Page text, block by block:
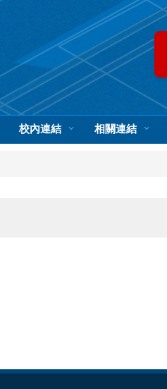
校內連結 相關連結